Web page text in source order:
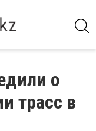
о
трасс в